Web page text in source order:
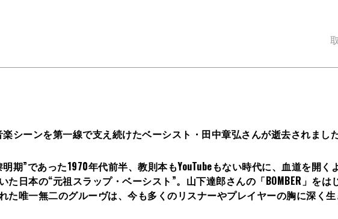
シーンを第一線で支え続けたベーシスト・田中章弘さんが逝去されました
期”であった1970年代前半、教則本もYouTubeもない時代に、血道を開く
た日本の“元祖スラップ・ベーシスト”。山下達郎さんの「BOMBER」をは
た唯一無二のグルーヴは、今も多くのリスナーやプレイヤーの胸に深く生